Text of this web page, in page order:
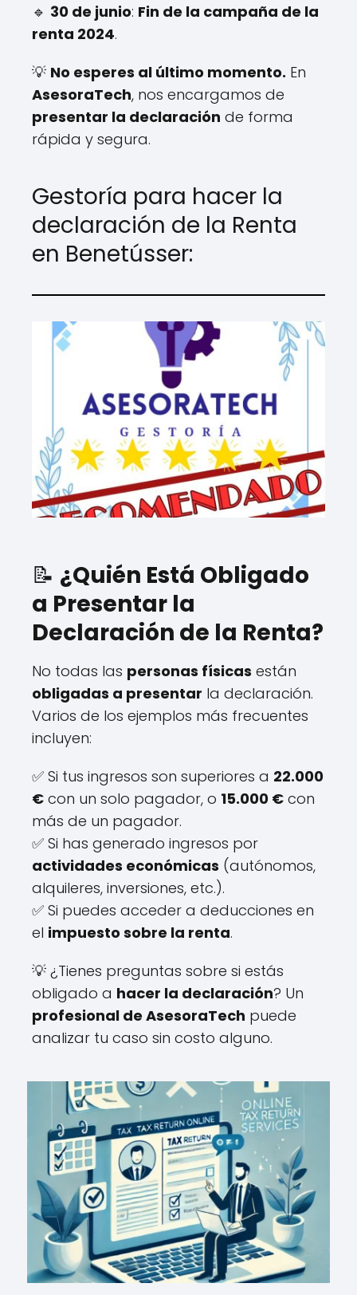
🔹 30 de junio: Fin de la campaña de la
renta 2024.
💡 No esperes al último momento. En
AsesoraTech, nos encargamos de
presentar la declaración de forma
rápida y segura.
Gestoría para hacer la
declaración de la Renta
en Benetússer:
📝 ¿Quién Está Obligado
a Presentar la
Declaración de la Renta?
No todas las personas físicas están
obligadas a presentar la declaración.
Varios de los ejemplos más frecuentes
incluyen:
✅ Si tus ingresos son superiores a 22.000
€ con un solo pagador, o 15.000 € con
más de un pagador.
✅ Si has generado ingresos por
actividades económicas (autónomos,
alquileres, inversiones, etc.).
✅ Si puedes acceder a deducciones en
el impuesto sobre la renta.
💡 ¿Tienes preguntas sobre si estás
obligado a hacer la declaración? Un
profesional de AsesoraTech puede
analizar tu caso sin costo alguno.